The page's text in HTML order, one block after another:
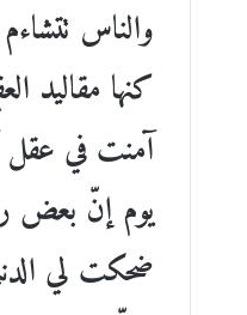
والناس
كنها مقاليد
آمنت في عقل
يوم إنّ بعض
ضحكت لي